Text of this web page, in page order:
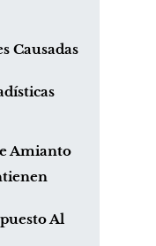
Causadas
Amianto
Al